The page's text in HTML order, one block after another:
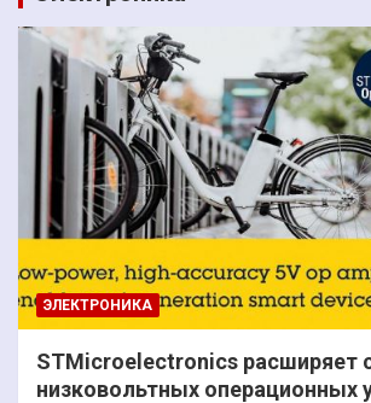
ЭЛЕКТРОНИКА
STMicroelectronics расширяет
низковольтных операционных